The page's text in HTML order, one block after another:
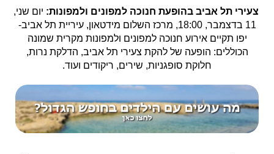
צעירי תל אביב בהופעת חנוכה למפונים ולמפונות: יום שני,
11 בדצמבר, 18:00, מרכז השלום מידטאון, עיריית תל אביב-
יפו תקיים אירוע חנוכה למפונים ולמפונות מקרית שמונה
הכוללים: הופעה של להקת צעירי תל אביב, הדלקת נרות,
חלוקת סופגניות, שירים, ריקודים ועוד.